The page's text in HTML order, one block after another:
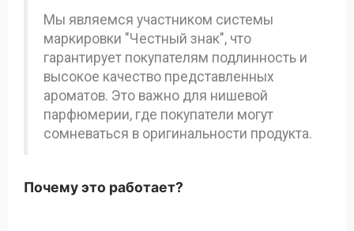
Мы являемся участником системы
маркировки "Честный знак", что
гарантирует покупателям подлинность и
высокое качество представленных
ароматов. Это важно для нишевой
парфюмерии, где покупатели могут
сомневаться в оригинальности продукта.
Почему это работает?